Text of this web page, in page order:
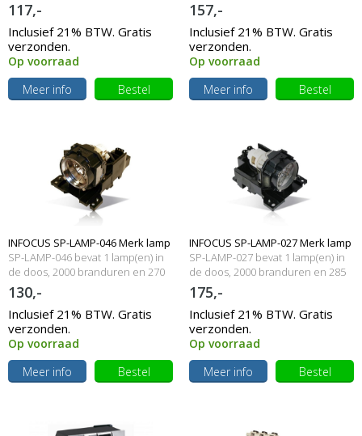
Watt
117,-
Inclusief 21% BTW. Gratis
verzonden.
Op voorraad
Meer info
Bestel
Watt
157,-
Inclusief 21% BTW. Gratis
verzonden.
Op voorraad
Meer info
Bestel
INFOCUS SP-LAMP-046 Merk lamp
met behuizing
SP-LAMP-046 bevat 1 lamp(en) in
de doos, 2000 branduren en 270
Watt
130,-
Inclusief 21% BTW. Gratis
verzonden.
Op voorraad
Meer info
Bestel
INFOCUS SP-LAMP-027 Merk lamp
met behuizing
SP-LAMP-027 bevat 1 lamp(en) in
de doos, 2000 branduren en 285
Watt
175,-
Inclusief 21% BTW. Gratis
verzonden.
Op voorraad
Meer info
Bestel